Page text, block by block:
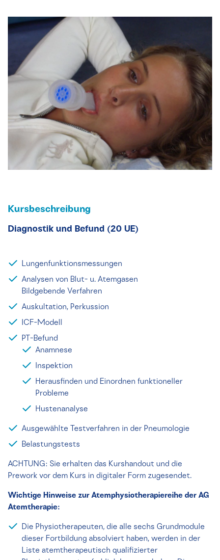
Kursbeschreibung
Diagnostik und Befund (20 UE)
Lungenfunktionsmessungen
Analysen von Blut- u. Atemgasen
Bildgebende Verfahren
Auskultation, Perkussion
ICF-Modell
PT-Befund
Anamnese
Inspektion
Herausfinden und Einordnen funktioneller
Probleme
Hustenanalyse
Ausgewählte Testverfahren in der Pneumologie
Belastungstests
ACHTUNG: Sie erhalten das Kurshandout und die
Prework vor dem Kurs in digitaler Form zugesendet.
Wichtige Hinweise zur Atemphysiotherapiereihe der AG
Atemtherapie:
Die Physiotherapeuten, die alle sechs Grundmodule
dieser Fortbildung absolviert haben, werden in der
Liste atemtherapeutisch qualifizierter